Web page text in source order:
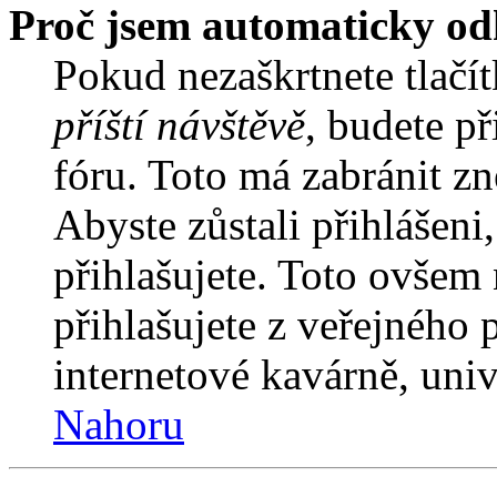
Proč jsem automaticky
Pokud nezaškrtnete
příští návštěvě, budete
fóru. Toto má zabránit
Abyste zůstali
přihlašujete. Toto
přihlašujete z veřejného
internetové kavárně,
Nahoru